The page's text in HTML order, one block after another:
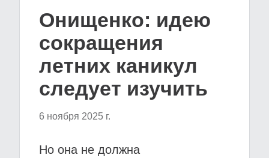
Онищенко: идею
сокращения
летних каникул
следует изучить
6 ноября 2025 г.
Но она не должна